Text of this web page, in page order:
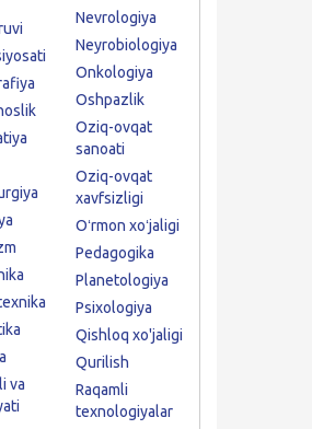
va
Nevrologiya
Neyrobiologiya
Onkologiya
Oshpazlik
Oziq-ovqat
sanoati
Oziq-ovqat
xavfsizligi
Oʻrmon xoʻjaligi
Pedagogika
Planetologiya
Psixologiya
Qishloq xo'jaligi
Qurilish
Raqamli
texnologiyalar